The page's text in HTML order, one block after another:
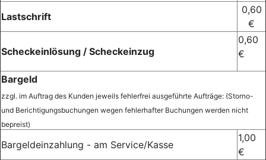
Lastschrift
0,60
€
Scheckeinlösung / Scheckeinzug
0,60
€
Bargeld
zzgl. im Auftrag des Kunden jeweils fehlerfrei ausgeführte Aufträge: (Storno-
und Berichtigungsbuchungen wegen fehlerhafter Buchungen werden nicht
bepreist)
Bargeldeinzahlung - am Service/Kasse
1,00
€